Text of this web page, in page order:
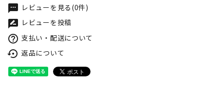
textsms レビューを見る(0件)
rate_review レビューを投稿
help_outline 支払い・配送について
settings_backup_restore 返品について